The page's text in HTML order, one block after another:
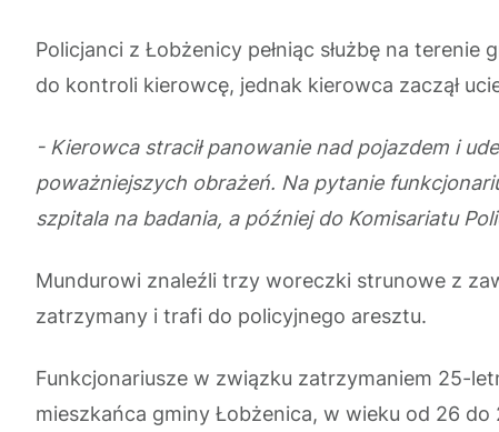
Policjanci z Łobżenicy pełniąc służbę na
do kontroli kierowcę, jednak kierowca zaczął
- Kierowca stracił panowanie nad pojazdem i
poważniejszych obrażeń. Na pytanie
szpitala na badania, a później do Komisariatu
Mundurowi znaleźli trzy woreczki strunowe z
zatrzymany i trafi do policyjnego aresztu.
Funkcjonariusze w związku zatrzymaniem 25-
mieszkańca gminy Łobżenica, w wieku od 26